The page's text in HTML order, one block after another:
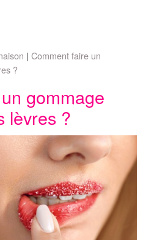
Comment faire un
?
gommage
lèvres ?